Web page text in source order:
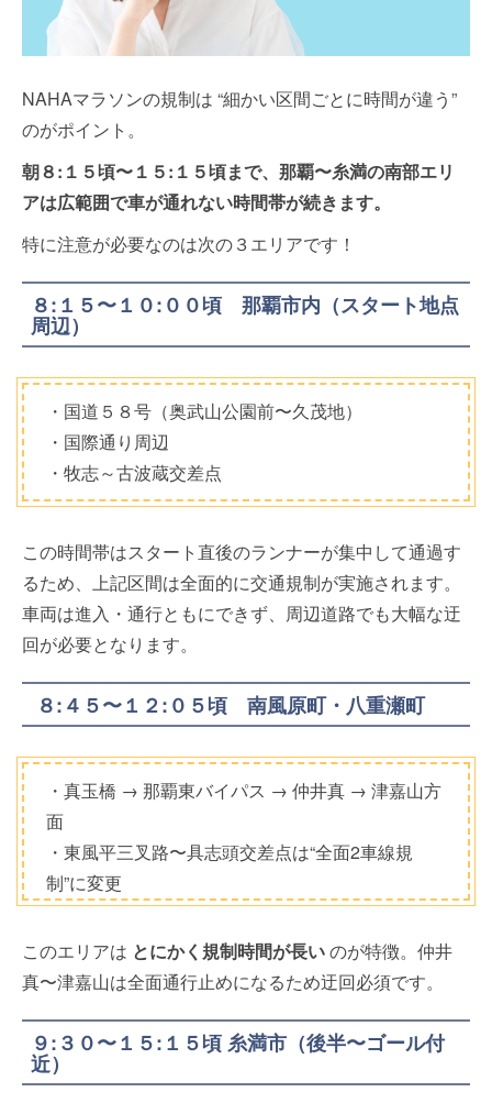
NAHAマラソンの規制は “細かい区間ごとに時間が違う”
のがポイント。
朝８:１５頃〜１５:１５頃まで、那覇〜糸満の南部エリ
アは広範囲で車が通れない時間帯が続きます。
特に注意が必要なのは次の３エリアです！
８:１５〜１０:００頃 那覇市内（スタート地点
周辺）
・国道５８号（奥武山公園前〜久茂地）
・国際通り周辺
・牧志～古波蔵交差点
この時間帯はスタート直後のランナーが集中して通過す
るため、上記区間は全面的に交通規制が実施されます。
車両は進入・通行ともにできず、周辺道路でも大幅な迂
回が必要となります。
８:４５〜１２:０５頃 南風原町・八重瀬町
・真玉橋 → 那覇東バイパス → 仲井真 → 津嘉山方
面
・東風平三叉路〜具志頭交差点は“全面2車線規
制”に変更
このエリアは とにかく規制時間が長いのが特徴。仲井
真〜津嘉山は全面通行止めになるため迂回必須です。
９:３０〜１５:１５頃 糸満市（後半〜ゴール付
近）